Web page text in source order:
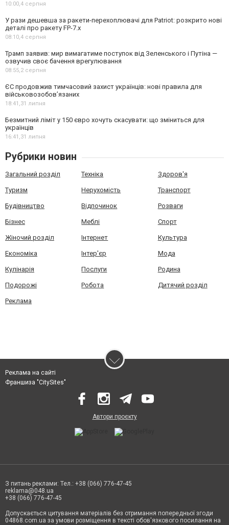
10:00,4 серпня
У рази дешевша за ракети-перехоплювачі для Patriot: розкрито нові
деталі про ракету FP-7.x
08:10,4 серпня
Трамп заявив: мир вимагатиме поступок від Зеленського і Путіна —
озвучив своє бачення врегулювання
08:55,2 серпня
ЄС продовжив тимчасовий захист українців: нові правила для
військовозобов’язаних
18:41,31 липня
Безмитний ліміт у 150 євро хочуть скасувати: що зміниться для
українців
16:41,31 липня
Рубрики новин
Загальний розділ Техніка Здоров'я
Туризм Нерухомість Транспорт
Будівництво Відпочинок Розваги
Бізнес Меблі Спорт
Жіночий розділ Інтернет Культура
Економіка Інтер'єр Мода
Кулінарія Послуги Родина
Подорожі Робота Дитячий розділ
Реклама
Реклама на сайті
Франшиза "CitySites"
Автори проєкту
З питань реклами: Тел.: +38 (066) 776-47-45
reklama@048.ua
+38 (066) 776-47-45
Допускається цитування матеріалів без отримання попередньої згоди
04868.com.ua за умови розміщення в тексті обов'язкового посилання на